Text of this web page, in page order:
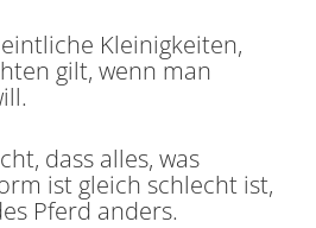
Kleinigkeiten,
gilt, wenn man
dass alles, was
ist gleich schlecht ist,
Pferd anders.